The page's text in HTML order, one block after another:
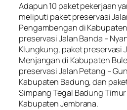
Adapun 10 paket pekerjaan
meliputi paket preservasi
Pengambengan di
preservasi Jalan Banda –
Klungkung, paket preservasi
Menjangan di Kabupaten
preservasi Jalan Petang –
Kabupaten Badung, dan
Simpang Tegal Badung
Kabupaten Jembrana.